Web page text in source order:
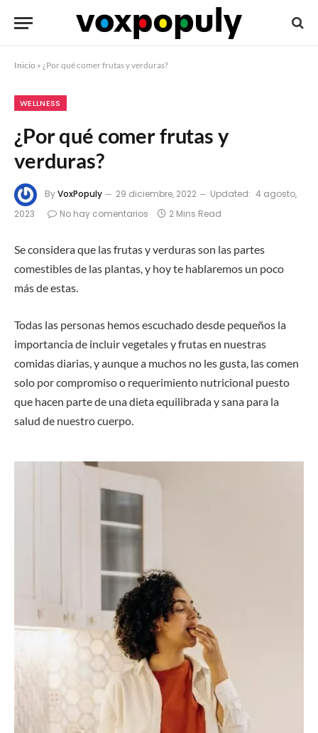
Inicio » ¿Por qué comer frutas y verduras?
WELLNESS
¿Por qué comer frutas y
verduras?
ByVoxPopuly 29 diciembre, 2022 Updated: 4 agosto,
2023
No hay comentarios 2 Mins Read
Se considera que las frutas y verduras son las partes
comestibles de las plantas, y hoy te hablaremos un poco
más de estas.
Todas las personas hemos escuchado desde pequeños la
importancia de incluir vegetales y frutas en nuestras
comidas diarias, y aunque a muchos no les gusta, las comen
solo por compromiso o requerimiento nutricional puesto
que hacen parte de una dieta equilibrada y sana para la
salud de nuestro cuerpo.